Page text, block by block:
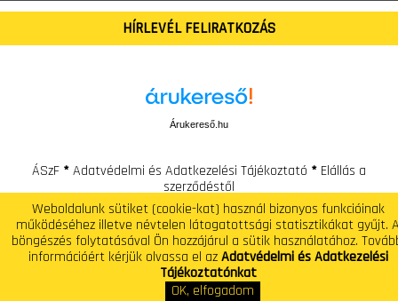
HÍRLEVÉL FELIRATKOZÁS
Árukereső.hu
ÁSzF *Adatvédelmi és Adatkezelési Tájékoztató * Elállás a
szerződéstől
Computer Pont - Számítástechnikai Szaküzlet és Szerviz
Telefon: +(36) 46 / 507-810 E-mail: info@computerpont.hu
Weboldalunk sütiket (cookie-kat) használ bizonyos funkcióinak
működéséhez illetve névtelen látogatottsági statisztikákat gyűjt.
böngészés folytatásával Ön hozzájárul a sütik használatához.
információért kérjük olvassa el azAdatvédelmi és Adatkezelési
Tájékoztatónkat
OK, elfogadom